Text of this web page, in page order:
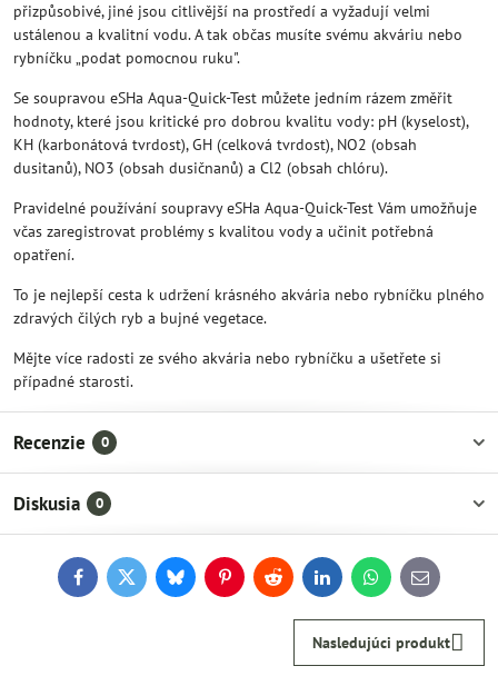
přizpůsobivé, jiné jsou citlivější na prostředí a vyžadují velmi
ustálenou a kvalitní vodu. A tak občas musíte svému akváriu nebo
rybníčku „podat pomocnou ruku".
Se soupravou eSHa Aqua-Quick-Test můžete jedním rázem změřit
hodnoty, které jsou kritické pro dobrou kvalitu vody: pH (kyselost),
KH (karbonátová tvrdost), GH (celková tvrdost), NO2 (obsah
dusitanů), NO3 (obsah dusičnanů) a Cl2 (obsah chlóru).
Pravidelné používání soupravy eSHa Aqua-Quick-Test Vám umožňuje
včas zaregistrovat problémy s kvalitou vody a učinit potřebná
opatření.
To je nejlepší cesta k udržení krásného akvária nebo rybníčku plného
zdravých čilých ryb a bujné vegetace.
Mějte více radosti ze svého akvária nebo rybníčku a ušetřete si
případné starosti.
Recenzie 0
Diskusia 0
FacebookTwitterBlueskyPinterestReddit LinkedInWhatsApp
E-
mail
Nasledujúci produkt